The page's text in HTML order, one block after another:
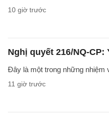
10 giờ trước
Nghị quyết 216/NQ-
Đây là một trong những nhiệm
11 giờ trước